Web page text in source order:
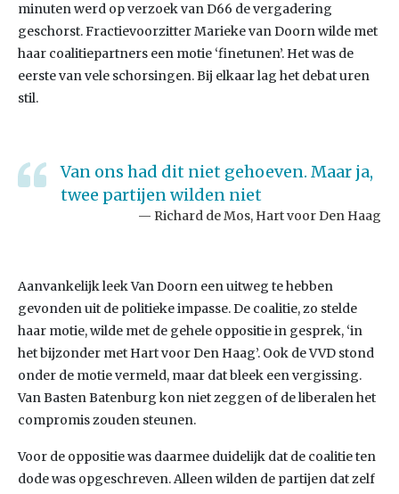
minuten werd op verzoek van D66 de vergadering
geschorst. Fractievoorzitter Marieke van Doorn wilde met
haar coalitiepartners een motie ‘finetunen’. Het was de
eerste van vele schorsingen. Bij elkaar lag het debat uren
stil.
Van ons had dit niet gehoeven. Maar ja,
twee partijen wilden niet
Richard de Mos, Hart voor Den Haag
Aanvankelijk leek Van Doorn een uitweg te hebben
gevonden uit de politieke impasse. De coalitie, zo stelde
haar motie, wilde met de gehele oppositie in gesprek, ‘in
het bijzonder met Hart voor Den Haag’. Ook de VVD stond
onder de motie vermeld, maar dat bleek een vergissing.
Van Basten Batenburg kon niet zeggen of de liberalen het
compromis zouden steunen.
Voor de oppositie was daarmee duidelijk dat de coalitie ten
dode was opgeschreven. Alleen wilden de partijen dat zelf